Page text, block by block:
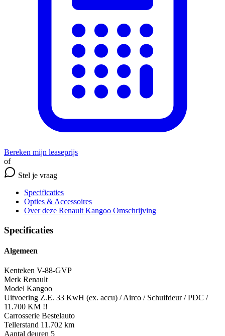
Bereken mijn leaseprijs
of
Stel je vraag
Specificaties
Opties & Accessoires
Over deze Renault Kangoo Omschrijving
Specificaties
Algemeen
Kenteken V-88-GVP
Merk Renault
Model Kangoo
Uitvoering Z.E. 33 KwH (ex. accu) / Airco / Schuifdeur / PDC /
11.700 KM !!
Carrosserie Bestelauto
Tellerstand 11.702 km
Aantal deuren 5